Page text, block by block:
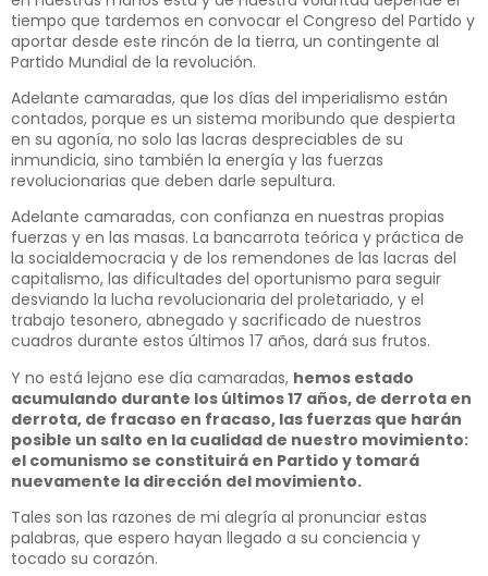
tiempo que tardemos en convocar el Congreso del Partido y
aportar desde este rincón de la tierra, un contingente al
Partido Mundial de la revolución.
Adelante camaradas, que los días del imperialismo están
contados, porque es un sistema moribundo que despierta
en su agonía, no solo las lacras despreciables de su
inmundicia, sino también la energía y las fuerzas
revolucionarias que deben darle sepultura.
Adelante camaradas, con confianza en nuestras propias
fuerzas y en las masas. La bancarrota teórica y práctica de
la socialdemocracia y de los remendones de las lacras del
capitalismo, las dificultades del oportunismo para seguir
desviando la lucha revolucionaria del proletariado, y el
trabajo tesonero, abnegado y sacrificado de nuestros
cuadros durante estos últimos 17 años, dará sus frutos.
Y no está lejano ese día camaradas, hemos estado
acumulando durante los últimos 17 años, de derrota en
derrota, de fracaso en fracaso, las fuerzas que harán
posible un salto en la cualidad de nuestro movimiento:
el comunismo se constituirá en Partido y tomará
nuevamente la dirección del movimiento.
Tales son las razones de mi alegría al pronunciar estas
palabras, que espero hayan llegado a su conciencia y
tocado su corazón.